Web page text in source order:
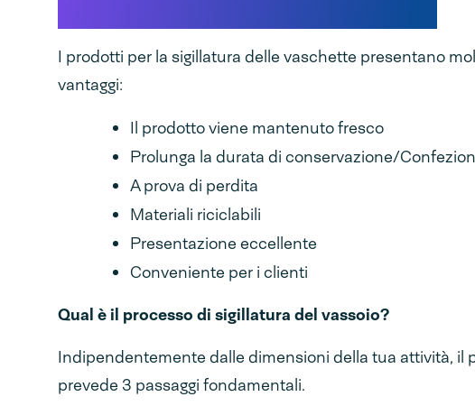
I prodotti per la sigillatura delle vaschette presentano
vantaggi:
Il prodotto viene mantenuto fresco
Prolunga la durata di conservazione/
A prova di perdita
Materiali riciclabili
Presentazione eccellente
Conveniente per i clienti
Qual è il processo di sigillatura del vassoio?
Indipendentemente dalle dimensioni della tua attività, il
prevede 3 passaggi fondamentali.